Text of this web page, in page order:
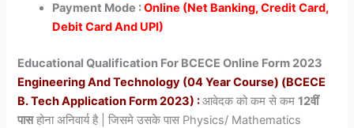
Payment Mode :Online (Net Banking, Credit Card,
Debit Card And UPI)
Educational Qualification For BCECE Online Form 2023
Engineering And Technology (04 Year Course) (BCECE
B. Tech Application Form 2023) :आवेदक को कम से कम12वीं
पासहोना अनिवार्य है | जिसमे उसके पास Physics/ Mathematics